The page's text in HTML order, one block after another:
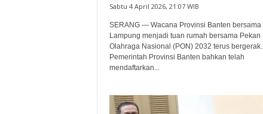
Sabtu 4 April 2026, 21:07 WIB
SERANG — Wacana Provinsi Banten bersama
Lampung menjadi tuan rumah bersama Pekan
Olahraga Nasional (PON) 2032 terus bergerak.
Pemerintah Provinsi Banten bahkan telah
mendaftarkan...